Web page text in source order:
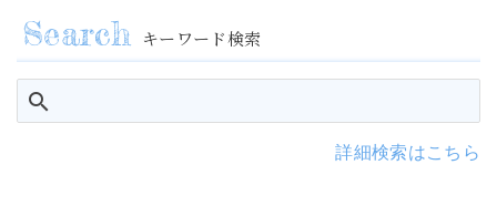
キーワード検索
詳細検索はこちら